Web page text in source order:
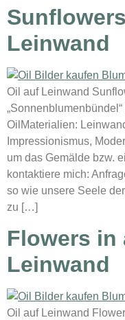
Leinwand
Oil auf Leinwand
OilMaterialien:
Impressionismus,
um das Gemälde bzw.
kontaktiere mich:
so wie unsere Seele
zu […]
Flowers in
Leinwand
Oil auf Leinwand